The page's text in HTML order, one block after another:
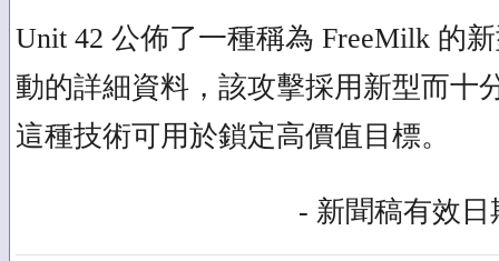
Unit 42 公佈了一種稱為 FreeMilk 的
動的詳細資料，該攻擊採用新型而十
這種技術可用於鎖定高價值目標。
- 新聞稿有效日